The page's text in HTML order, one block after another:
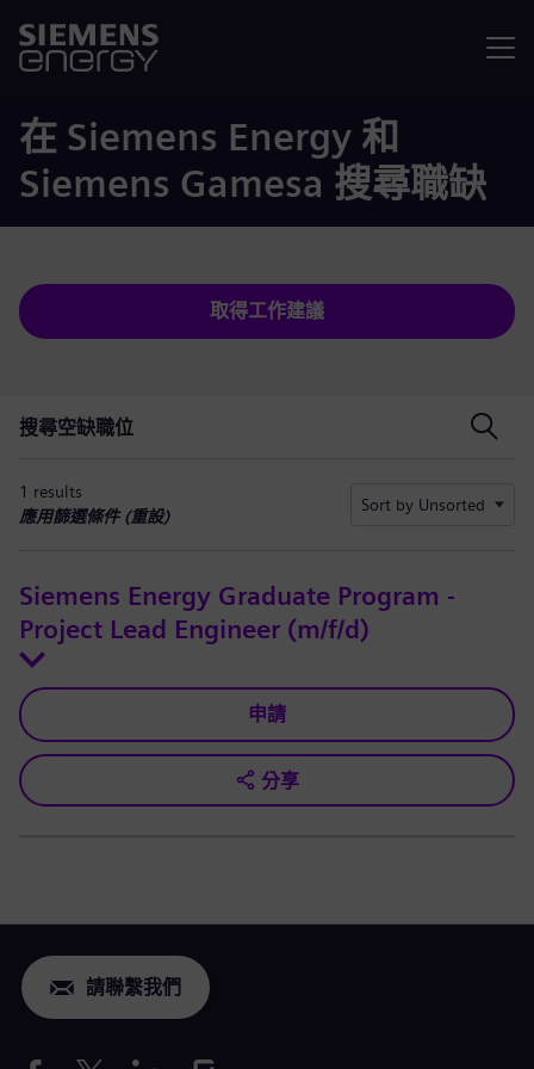
在 Siemens Energy 和
Siemens Gamesa 搜尋職缺
取得工作建議
搜尋空缺職位
1 results
應用篩選條件 (重設)
Sort by Unsorted
Siemens Energy Graduate Program -
Project Lead Engineer (m/f/d)
申請
分享
請聯繫我們